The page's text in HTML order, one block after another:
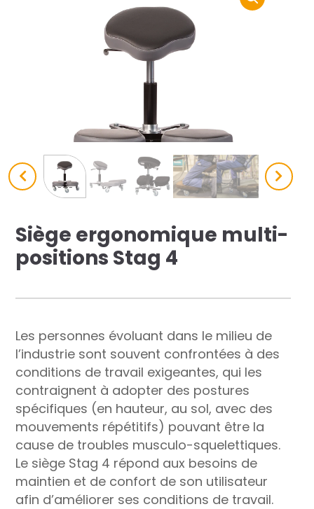
Siège ergonomique multi-
positions Stag 4
Les personnes évoluant dans le milieu de
l’industrie sont souvent confrontées à des
conditions de travail exigeantes, qui les
contraignent à adopter des postures
spécifiques (en hauteur, au sol, avec des
mouvements répétitifs) pouvant être la
cause de troubles musculo-squelettiques.
Le siège Stag 4 répond aux besoins de
maintien et de confort de son utilisateur
afin d’améliorer ses conditions de travail.